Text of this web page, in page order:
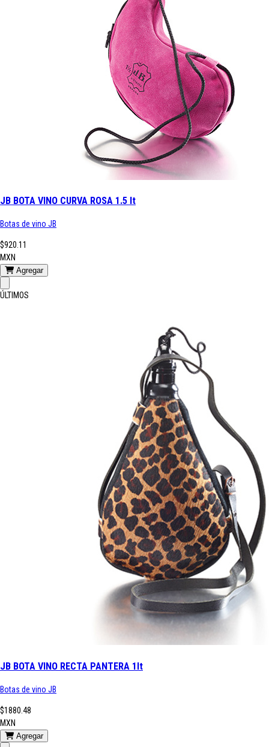
JB BOTA VINO CURVA ROSA 1.5 lt
Botas de vino JB
$920.11
MXN
Agregar
ÚLTIMOS
JB BOTA VINO RECTA PANTERA 1lt
Botas de vino JB
$1880.48
MXN
Agregar